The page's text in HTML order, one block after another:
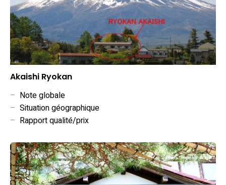
Akaishi Ryokan
– Note globale
– Situation géographique
– Rapport qualité/prix